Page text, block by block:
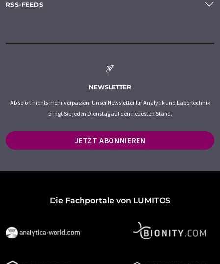
RSS-FEEDS
NEWSLETTER
Ab sofort nichts mehr verpassen: Unser Newsletter für Analytik und Labortechnik
bringt Sie jeden Dienstag auf den neuesten Stand.
JETZT ABONNIEREN
Die Fachportale von LUMITOS